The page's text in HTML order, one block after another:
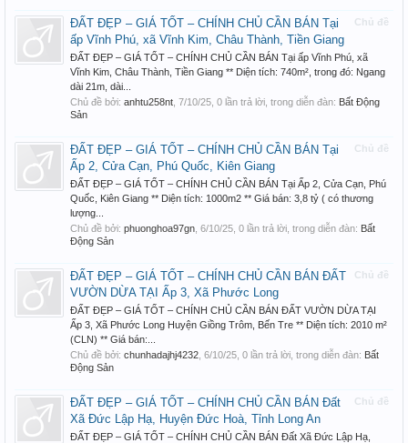
Chủ đề
ĐẤT ĐẸP – GIÁ TỐT – CHÍNH CHỦ CẦN BÁN Tại
ấp Vĩnh Phú, xã Vĩnh Kim, Châu Thành, Tiền Giang
ĐẤT ĐẸP – GIÁ TỐT – CHÍNH CHỦ CẦN BÁN Tại ấp Vĩnh Phú, xã
Vĩnh Kim, Châu Thành, Tiền Giang ** Diện tích: 740m², trong đó: Ngang
dài 21m, dài...
Chủ đề bởi: anhtu258nt 7/10/25 , 0 lần trả lời, trong diễn đàn: Bất Động
Sản
Chủ đề
ĐẤT ĐẸP – GIÁ TỐT – CHÍNH CHỦ CẦN BÁN Tại
Ấp 2, Cửa Cạn, Phú Quốc, Kiên Giang
ĐẤT ĐẸP – GIÁ TỐT – CHÍNH CHỦ CẦN BÁN Tại Ấp 2, Cửa Cạn, Phú
Quốc, Kiên Giang ** Diện tích: 1000m2 ** Giá bán: 3,8 tỷ ( có thương
lượng...
Chủ đề bởi: phuonghoa97gn 6/10/25 , 0 lần trả lời, trong diễn đàn: Bất
Động Sản
Chủ đề
ĐẤT ĐẸP – GIÁ TỐT – CHÍNH CHỦ CẦN BÁN ĐẤT
VƯỜN DỪA TẠI Ấp 3, Xã Phước Long
ĐẤT ĐẸP – GIÁ TỐT – CHÍNH CHỦ CẦN BÁN ĐẤT VƯỜN DỪA TẠI
Ấp 3, Xã Phước Long Huyện Giồng Trôm, Bến Tre ** Diện tích: 2010 m²
(CLN) ** Giá bán:...
Chủ đề bởi: chunhadajhj4232 6/10/25 , 0 lần trả lời, trong diễn đàn: Bất
Động Sản
Chủ đề
ĐẤT ĐẸP – GIÁ TỐT – CHÍNH CHỦ CẦN BÁN Đất
Xã Đức Lập Hạ, Huyện Đức Hoà, Tỉnh Long An
ĐẤT ĐẸP – GIÁ TỐT – CHÍNH CHỦ CẦN BÁN Đất Xã Đức Lập Hạ,